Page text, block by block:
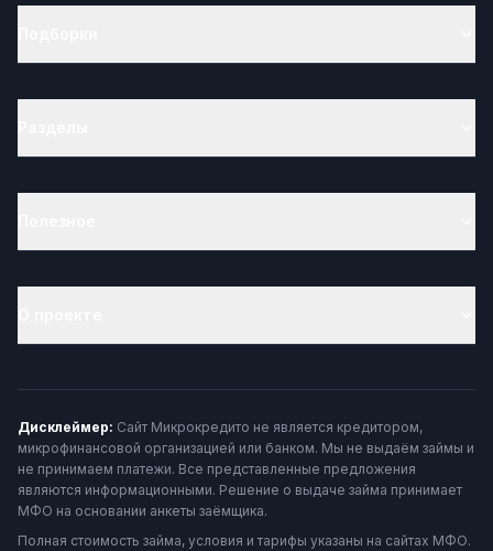
Дисклеймер: Сайт Микрокредито не является кредитором,
микрофинансовой организацией или банком. Мы не выдаём займы и
не принимаем платежи. Все представленные предложения
являются информационными. Решение о выдаче займа принимает
МФО на основании анкеты заёмщика.
Полная стоимость займа, условия и тарифы указаны на сайтах МФО.